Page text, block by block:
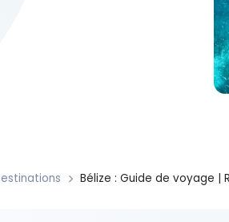
Bélize : Guide de voyage |